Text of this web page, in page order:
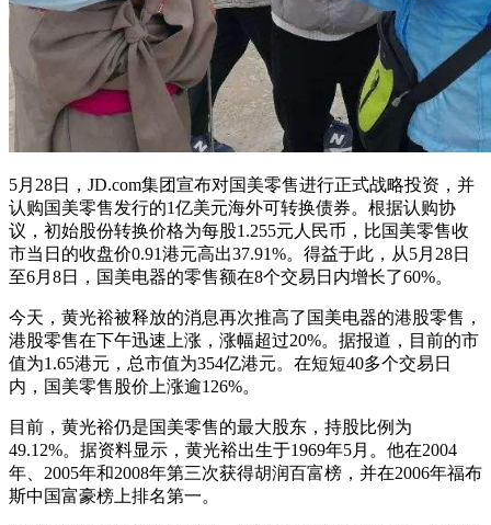
5月28日，JD.com集团宣布对国美零售进行正式战略投资，并
认购国美零售发行的1亿美元海外可转换债券。根据认购协
议，初始股份转换价格为每股1.255元人民币，比国美零售收
市当日的收盘价0.91港元高出37.91%。得益于此，从5月28日
至6月8日，国美电器的零售额在8个交易日内增长了60%。
今天，黄光裕被释放的消息再次推高了国美电器的港股零售，
港股零售在下午迅速上涨，涨幅超过20%。据报道，目前的市
值为1.65港元，总市值为354亿港元。在短短40多个交易日
内，国美零售股价上涨逾126%。
目前，黄光裕仍是国美零售的最大股东，持股比例为
49.12%。据资料显示，黄光裕出生于1969年5月。他在2004
年、2005年和2008年第三次获得胡润百富榜，并在2006年福布
斯中国富豪榜上排名第一。